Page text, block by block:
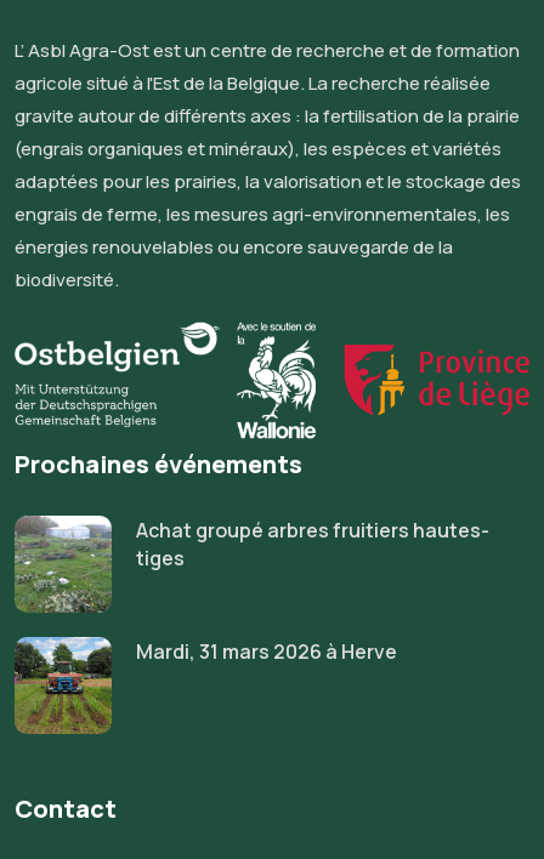
L’ Asbl Agra-Ost est un centre de recherche et de formation
agricole situé à l'Est de la Belgique. La recherche réalisée
gravite autour de différents axes : la fertilisation de la prairie
(engrais organiques et minéraux), les espèces et variétés
adaptées pour les prairies, la valorisation et le stockage des
engrais de ferme, les mesures agri-environnementales, les
énergies renouvelables ou encore sauvegarde de la
biodiversité.
Prochaines événements
Contact